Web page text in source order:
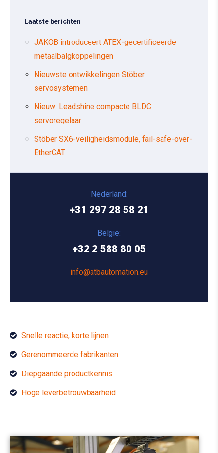
Laatste berichten
JAKOB introduceert ATEX-gecertificeerde
metaalbalgkoppelingen
Nieuwste ontwikkelingen Stöber
servosystemen
Nieuw: Leadshine compacte BLDC
servoregelaar
Stöber SX6-veiligheidsmodule, fail-safe-over-
EtherCAT
Nederland:
+31 297 28 58 21
België:
+32 2 588 80 05
info@atbautomation.eu
Snelle reactie, korte lijnen
Gerenommeerde fabrikanten
Diepgaande productkennis
Hoge leverbetrouwbaarheid